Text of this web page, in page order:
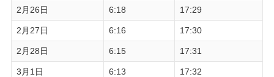
2月26日 6:18 17:29
2月27日 6:16 17:30
2月28日 6:15 17:31
3月1日 6:13 17:32